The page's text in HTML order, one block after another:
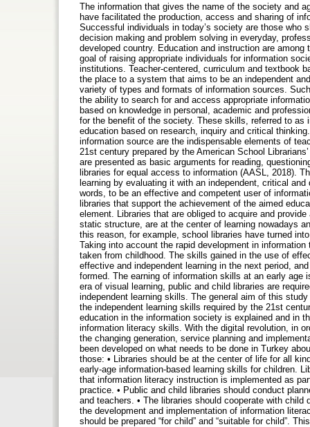
The information that gives the name of the society and
have facilitated the production, access and sharing of
Successful individuals in today’s society are those
decision making and problem solving in everyday,
developed country. Education and instruction are
goal of raising appropriate individuals for information
institutions. Teacher-centered, curriculum and textbook
the place to a system that aims to be an independent
variety of types and formats of information sources.
the ability to search for and access appropriate
based on knowledge in personal, academic and
for the benefit of the society. These skills, referred to as
education based on research, inquiry and critical
information source are the indispensable elements of
21st century prepared by the American School
are presented as basic arguments for reading,
libraries for equal access to information (AASL, 2018).
learning by evaluating it with an independent, critical
words, to be an effective and competent user of
libraries that support the achievement of the aimed
element. Libraries that are obliged to acquire and
static structure, are at the center of learning nowadays
this reason, for example, school libraries have turned
Taking into account the rapid development in
taken from childhood. The skills gained in the use of
effective and independent learning in the next period,
formed. The earning of information skills at an early
era of visual learning, public and child libraries are
independent learning skills. The general aim of this
the independent learning skills required by the 21st
education in the information society is explained and in
information literacy skills. With the digital revolution, in
the changing generation, service planning and
been developed on what needs to be done in Turkey
those: • Libraries should be at the center of life for all
early-age information-based learning skills for children.
that information literacy instruction is implemented as
practice. • Public and child libraries should conduct
and teachers. • The libraries should cooperate with
the development and implementation of information
should be prepared “for child” and “suitable for child”.